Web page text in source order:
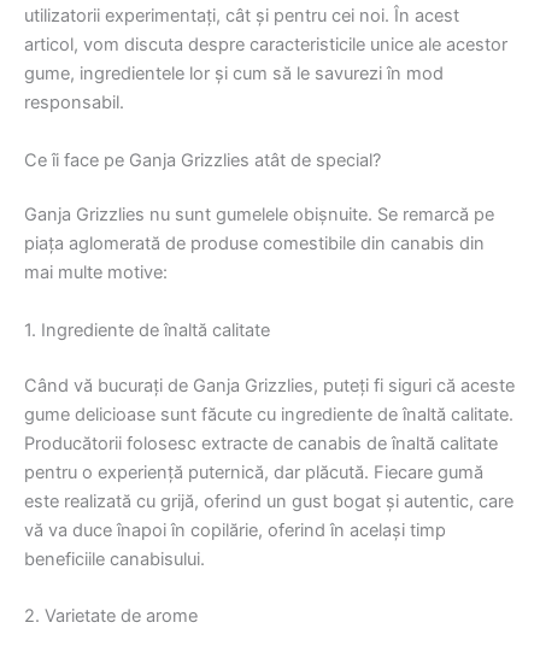
utilizatorii experimentați, cât și pentru cei noi. În acest
articol, vom discuta despre caracteristicile unice ale acestor
gume, ingredientele lor și cum să le savurezi în mod
responsabil.
Ce îi face pe Ganja Grizzlies atât de special?
Ganja Grizzlies nu sunt gumelele obișnuite. Se remarcă pe
piața aglomerată de produse comestibile din canabis din
mai multe motive:
1. Ingrediente de înaltă calitate
Când vă bucurați de Ganja Grizzlies, puteți fi siguri că aceste
gume delicioase sunt făcute cu ingrediente de înaltă calitate.
Producătorii folosesc extracte de canabis de înaltă calitate
pentru o experiență puternică, dar plăcută. Fiecare gumă
este realizată cu grijă, oferind un gust bogat și autentic, care
vă va duce înapoi în copilărie, oferind în același timp
beneficiile canabisului.
2. Varietate de arome